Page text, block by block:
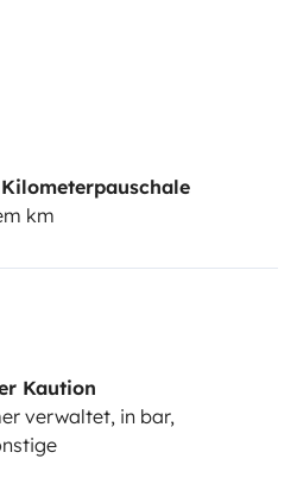
km
Kaution
verwaltet, in bar,